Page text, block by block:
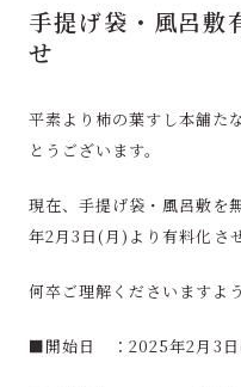
手提げ袋・風呂敷
せ
平素より柿の葉すし本舗た
とうございます。
現在、手提げ袋・風呂敷を
年2月3日(月)より有料化さ
何卒ご理解くださいますよ
■開始日 ：2025年2月3日